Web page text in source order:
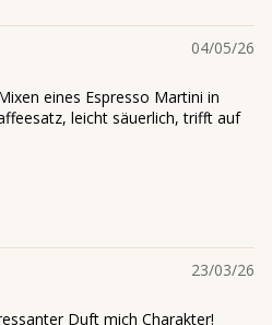
04/05/26
eines Espresso Martini in
leicht säuerlich, trifft auf
23/03/26
Duft mich Charakter!